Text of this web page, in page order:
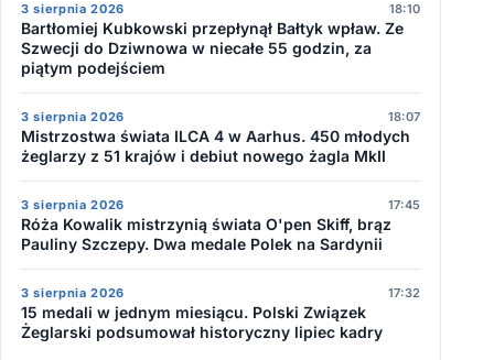
3 sierpnia 2026 18:10
Bartłomiej Kubkowski przepłynął Bałtyk wpław. Ze
Szwecji do Dziwnowa w niecałe 55 godzin, za
piątym podejściem
3 sierpnia 2026 18:07
Mistrzostwa świata ILCA 4 w Aarhus. 450 młodych
żeglarzy z 51 krajów i debiut nowego żagla MkII
3 sierpnia 2026 17:45
Róża Kowalik mistrzynią świata O'pen Skiff, brąz
Pauliny Szczepy. Dwa medale Polek na Sardynii
3 sierpnia 2026 17:32
15 medali w jednym miesiącu. Polski Związek
Żeglarski podsumował historyczny lipiec kadry